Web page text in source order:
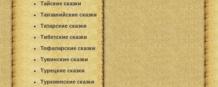
Тайские сказки
Танзанийские сказки
Татарские сказки
Тибетские сказки
Тофаларские сказки
Тувинские сказки
Турецкие сказки
Туркменские сказки